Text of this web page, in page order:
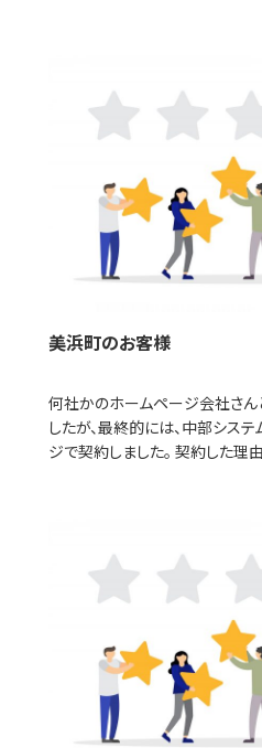
美浜町のお客様
何社かのホームページ会社さん
したが、最終的には、中部シス
ジで契約しました。 契約した理